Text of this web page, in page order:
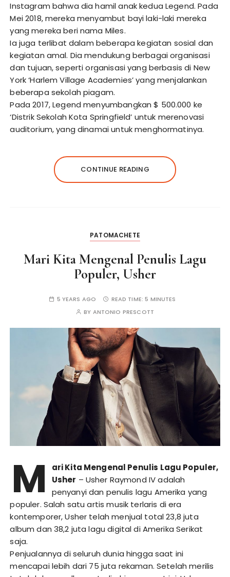
Instagram bahwa dia hamil anak kedua Legend. Pada
Mei 2018, mereka menyambut bayi laki-laki mereka
yang mereka beri nama Miles.
Ia juga terlibat dalam beberapa kegiatan sosial dan
kegiatan amal. Dia mendukung berbagai organisasi
dan tujuan, seperti organisasi yang berbasis di New
York ‘Harlem Village Academies’ yang menjalankan
beberapa sekolah piagam.
Pada 2017, Legend menyumbangkan $ 500.000 ke
‘Distrik Sekolah Kota Springfield’ untuk merenovasi
auditorium, yang dinamai untuk menghormatinya.
CONTINUE READING
PATOMACHETE
Mari Kita Mengenal Penulis Lagu
Populer, Usher
5 YEARS AGO READ TIME:5 MINUTES
BY ANTONIO PRESCOTT
M
ari Kita Mengenal Penulis Lagu Populer,
Usher – Usher Raymond IV adalah
penyanyi dan penulis lagu Amerika yang
populer. Salah satu artis musik terlaris di era
kontemporer, Usher telah menjual total 23,8 juta
album dan 38,2 juta lagu digital di Amerika Serikat
saja.
Penjualannya di seluruh dunia hingga saat ini
mencapai lebih dari 75 juta rekaman. Setelah merilis